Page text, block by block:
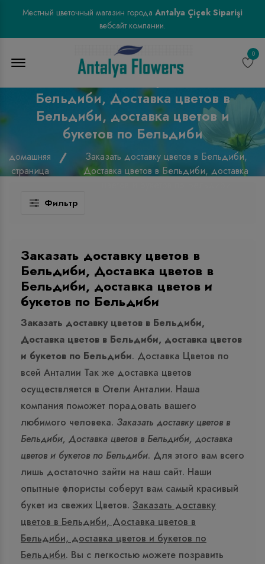
Местный цветочный магазин города Antalya Çiçek Siparişi
вебсайт компании.
0
Заказать доставку цветов в
Бельдиби, Доставка цветов в
Бельдиби, доставка цветов и
букетов по Бельдиби
домашняя
страница
Заказать доставку цветов в Бельдиби,
Доставка цветов в Бельдиби, доставка
Фильтр
Заказать доставку цветов в
Бельдиби, Доставка цветов в
Бельдиби, доставка цветов и
букетов по Бельдиби
Заказать доставку цветов в Бельдиби,
Доставка цветов в Бельдиби, доставка цветов
и букетов по Бельдиби. Доставка Цветов по
всей Анталии Так же доставка цветов
осуществляется в Отели Анталии. Наша
компания поможет порадовать вашего
любимого человека. Заказать доставку цветов в
Бельдиби, Доставка цветов в Бельдиби, доставка
цветов и букетов по Бельдиби. Для этого вам всего
лишь достаточно зайти на наш сайт. Наши
опытные флористы соберут вам самый красивый
букет из свежих Цветов. Заказать доставку
цветов в Бельдиби, Доставка цветов в
Бельдиби, доставка цветов и букетов по
Бельдиби. Вы с легкостью можете позравить